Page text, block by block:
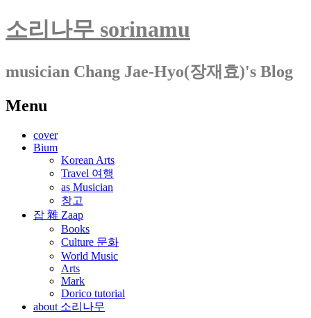
소리나무 sorinamu
musician Chang Jae-Hyo(장재효)'s Blog
Menu
Skip
cover
Bium
Korean Arts
Travel 여행
as Musician
창고
잡 雜 Zaap
Books
Culture 문화
World Music
Arts
Mark
Dorico tutorial
about 소리나무